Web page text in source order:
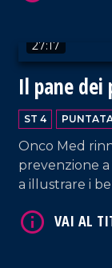
27:17
Il pane dei
ST 4
Onco Med
prevenzione
a illustrare i
VAI AL TITOLO